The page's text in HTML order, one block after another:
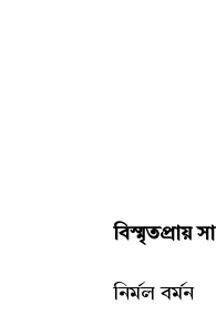
বিস্মৃতপ্রায়
নির্মল বর্মন